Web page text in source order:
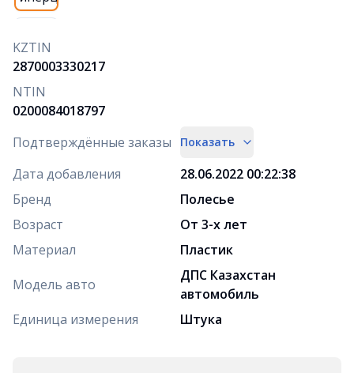
KZTIN
2870003330217
NTIN
0200084018797
Подтверждённые заказы
Показать
Дата добавления
28.06.2022 00:22:38
Бренд
Полесье
Возраст
От 3-х лет
Материал
Пластик
Модель авто
ДПС Казахстан
автомобиль
Единица измерения
Штука